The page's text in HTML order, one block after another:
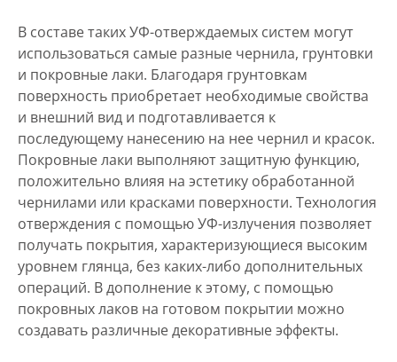
В составе таких УФ-отверждаемых систем могут
использоваться самые разные чернила, грунтовки
и покровные лаки. Благодаря грунтовкам
поверхность приобретает необходимые свойства
и внешний вид и подготавливается к
последующему нанесению на нее чернил и красок.
Покровные лаки выполняют защитную функцию,
положительно влияя на эстетику обработанной
чернилами или красками поверхности. Технология
отверждения с помощью УФ-излучения позволяет
получать покрытия, характеризующиеся высоким
уровнем глянца, без каких-либо дополнительных
операций. В дополнение к этому, с помощью
покровных лаков на готовом покрытии можно
создавать различные декоративные эффекты.